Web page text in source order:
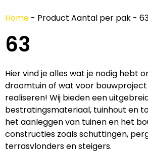
Home - Product Aantal per pak -
63
Hier vind je alles wat je nodig hebt
droomtuin of wat voor
realiseren! Wij bieden een
bestratingsmateriaal, tuinhout en
het aanleggen van tuinen en het
constructies zoals schuttingen,
terrasvlonders en steigers.